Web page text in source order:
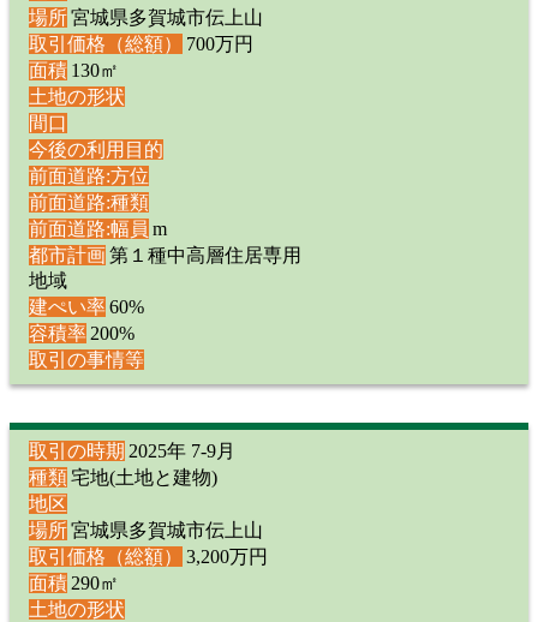
場所宮城県多賀城市伝上山
取引価格（総額）
700万円
面積 130㎡
土地の形状
間口
今後の利用目的
前面道路:方位
前面道路:種類
前面道路:幅員 m
都市計画 第１種中高層住居専用
地域
建ぺい率60%
容積率200%
取引の事情等
取引の時期 2025年 7-9月
種類 宅地(土地と建物)
地区
場所宮城県多賀城市伝上山
取引価格（総額）
3,200万円
面積290㎡
土地の形状